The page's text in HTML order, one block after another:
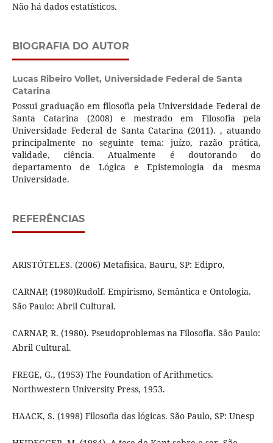
Não há dados estatísticos.
BIOGRAFIA DO AUTOR
Lucas Ribeiro Vollet, Universidade Federal de Santa
Catarina
Possui graduação em filosofia pela Universidade Federal de
Santa Catarina (2008) e mestrado em Filosofia pela
Universidade Federal de Santa Catarina (2011). , atuando
principalmente no seguinte tema: juízo, razão prática,
validade, ciência. Atualmente é doutorando do
departamento de Lógica e Epistemologia da mesma
Universidade.
REFERÊNCIAS
ARISTÓTELES. (2006) Metafísica. Bauru, SP: Edipro,
CARNAP, (1980)Rudolf. Empirismo, Semântica e Ontologia.
São Paulo: Abril Cultural.
CARNAP, R. (1980). Pseudoproblemas na Filosofia. São Paulo:
Abril Cultural.
FREGE, G., (1953) The Foundation of Arithmetics.
Northwestern University Press, 1953.
HAACK, S. (1998) Filosofia das lógicas. São Paulo, SP: Unesp